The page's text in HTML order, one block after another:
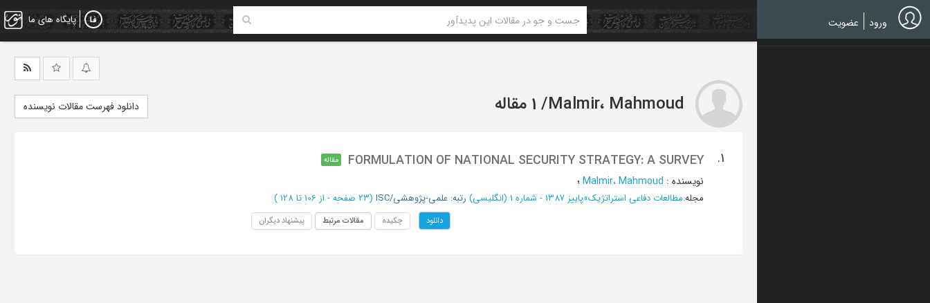
Skip
to
main
پایگاه های ما ورود عضویت
Malmir، Mahmoud/ 1 مقاله دانلود فهرست مقالات نویسنده
1.
FORMULATION OF NATIONAL SECURITY STRATEGY: A SURVEY مقاله
نویسنده : Malmir، Mahmoud؛
مجله:مطالعات دفاعی استراتژیک»پاییز 1387 - شماره 1 (انگلیسی) رتبه: علمی-پژوهشی/ISC (‎23 صفحه - از 106 تا 128 )
دانلود چکیده مقالات مرتبط پیشنهاد دیگران